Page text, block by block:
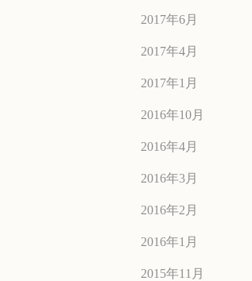
2017年6月
2017年4月
2017年1月
2016年10月
2016年4月
2016年3月
2016年2月
2016年1月
2015年11月